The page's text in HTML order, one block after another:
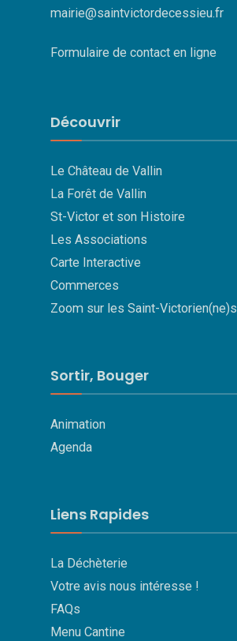
mairie@saintvictordecessieu.fr
Formulaire de contact en ligne
Découvrir
Le Château de Vallin
La Forêt de Vallin
St-Victor et son Histoire
Les Associations
Carte Interactive
Commerces
Zoom sur les Saint-Victorien(ne)s
Sortir, Bouger
Animation
Agenda
Liens Rapides
La Déchèterie
Votre avis nous intéresse !
FAQs
Menu Cantine